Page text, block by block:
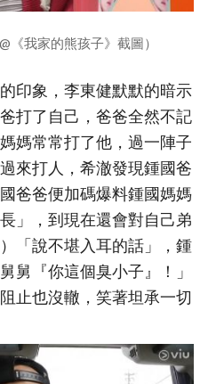
《我家的熊孩子》截圖）
印象，李東健默默的暗示
打了自己，爸爸全然不記
媽常常打了他，過一陣子
來打人，希澈發現鍾國爸
爸爸便加碼爆料鍾國媽媽
」，到現在還會對自己弟
「說不堪入耳的話」，鍾
舅『你這個臭小子』！」
止也沒轍，笑著坦承一切